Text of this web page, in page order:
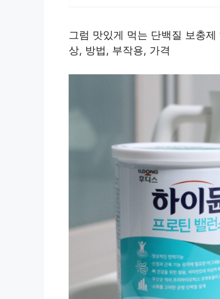
그럼 맛있게 먹는 단백질 보충
상, 방법, 부작용, 가격